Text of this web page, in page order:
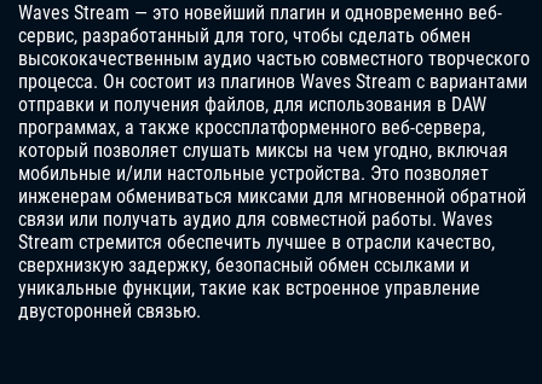
Waves Stream — это новейший плагин и одновременно веб-
сервис, разработанный для того, чтобы сделать обмен
высококачественным аудио частью совместного творческого
процесса. Он состоит из плагинов Waves Stream с вариантами
отправки и получения файлов, для использования в DAW
программах, а также кроссплатформенного веб-сервера,
который позволяет слушать миксы на чем угодно, включая
мобильные и/или настольные устройства. Это позволяет
инженерам обмениваться миксами для мгновенной обратной
связи или получать аудио для совместной работы. Waves
Stream стремится обеспечить лучшее в отрасли качество,
сверхнизкую задержку, безопасный обмен ссылками и
уникальные функции, такие как встроенное управление
двусторонней связью.